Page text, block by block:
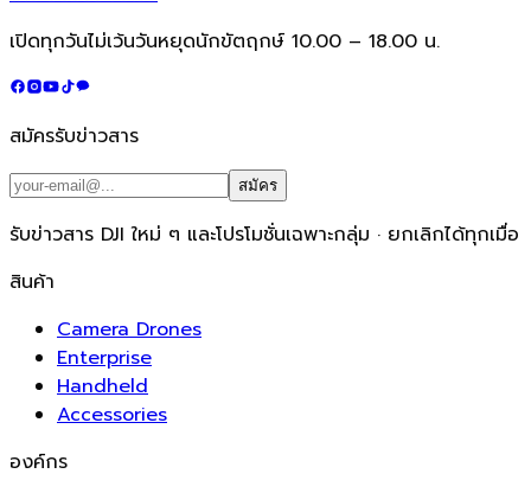
เปิดทุกวันไม่เว้นวันหยุดนักขัตฤกษ์ 10.00 – 18.00 น.
สมัครรับข่าวสาร
สมัคร
รับข่าวสาร DJI ใหม่ ๆ และโปรโมชั่นเฉพาะกลุ่ม · ยกเลิกได้ทุกเมื่อ
สินค้า
Camera Drones
Enterprise
Handheld
Accessories
องค์กร